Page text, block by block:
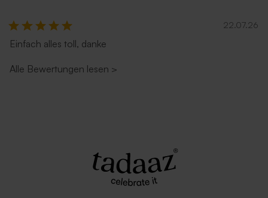
22.07.26
Einfach alles toll, danke
Alle Bewertungen lesen >